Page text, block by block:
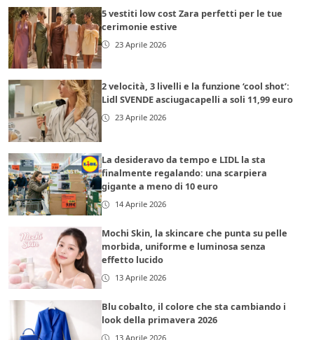
5 vestiti low cost Zara perfetti per le tue
cerimonie estive
23 Aprile 2026
2 velocità, 3 livelli e la funzione ‘cool shot’:
Lidl SVENDE asciugacapelli a soli 11,99 euro
23 Aprile 2026
La desideravo da tempo e LIDL la sta
finalmente regalando: una scarpiera
gigante a meno di 10 euro
14 Aprile 2026
Mochi Skin, la skincare che punta su pelle
morbida, uniforme e luminosa senza
effetto lucido
13 Aprile 2026
Blu cobalto, il colore che sta cambiando i
look della primavera 2026
13 Aprile 2026